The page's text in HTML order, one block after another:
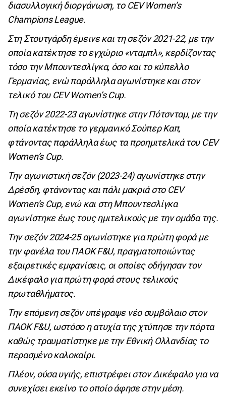
διασυλλογική διοργάνωση, το CEV Women’s
Champions League.
Στη Στουτγάρδη έμεινε και τη σεζόν 2021-22, με την
οποία κατέκτησε το εγχώριο «νταμπλ», κερδίζοντας
τόσο την Μπουντεσλίγκα, όσο και το κύπελλο
Γερμανίας, ενώ παράλληλα αγωνίστηκε και στον
τελικό του CEV Women’s Cup.
Τη σεζόν 2022-23 αγωνίστηκε στην Πότσνταμ, με την
οποία κατέκτησε το γερμανικό Σούπερ Καπ,
φτάνοντας παράλληλα έως τα προημιτελικά του CEV
Women’s Cup.
Την αγωνιστική σεζόν (2023-24) αγωνίστηκε στην
Δρέσδη, φτάνοντας και πάλι μακριά στο CEV
Women’s Cup, ενώ και στη Μπουντεσλίγκα
αγωνίστηκε έως τους ημιτελικούς με την ομάδα της.
Την σεζόν 2024-25 αγωνίστηκε για πρώτη φορά με
την φανέλα του ΠΑΟΚ F&U, πραγματοποιώντας
εξαιρετικές εμφανίσεις, οι οποίες οδήγησαν τον
Δικέφαλο για πρώτη φορά στους τελικούς
πρωταθλήματος.
Την επόμενη σεζόν υπέγραψε νέο συμβόλαιο στον
ΠΑΟΚ F&U, ωστόσο η ατυχία της χτύπησε την πόρτα
καθώς τραυματίστηκε με την Εθνική Ολλανδίας το
περασμένο καλοκαίρι.
Πλέον, ούσα υγιής, επιστρέφει στον Δικέφαλο για να
συνεχίσει εκείνο το οποίο άφησε στην μέση.